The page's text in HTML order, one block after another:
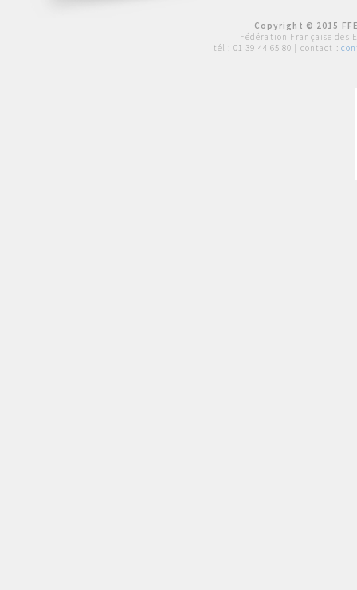
Copyright © 2015
Fédération Française des
tél : 01 39 44 65 80 | contact :